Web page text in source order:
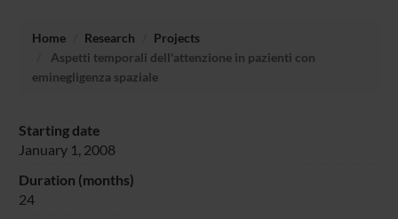
Home Research
Projects
Aspetti temporali dell'attenzione in pazienti con
eminegligenza spaziale
Starting date
January 1, 2008
Duration (months)
24